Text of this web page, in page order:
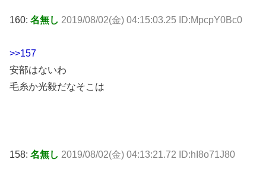
160: 名無し 2019/08/02(金) 04:15:03.25 ID:MpcpY0Bc0
>>157
安部はないわ
毛糸か光毅だなそこは
158: 名無し 2019/08/02(金) 04:13:21.72 ID:hI8o71J80